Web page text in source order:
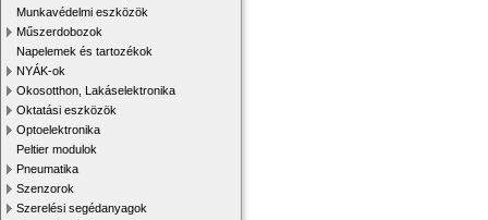
Munkavédelmi eszközök
Műszerdobozok
Napelemek és tartozékok
NYÁK-ok
Okosotthon, Lakáselektronika
Oktatási eszközök
Optoelektronika
Peltier modulok
Pneumatika
Szenzorok
Szerelési segédanyagok